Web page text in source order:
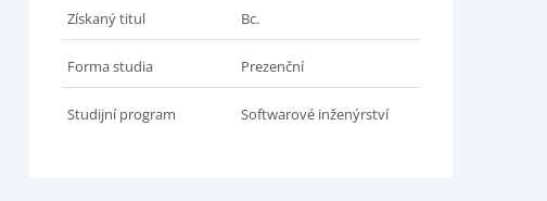
Získaný titul Bc.
Forma studia Prezenční
Studijní program Softwarové inženýrství